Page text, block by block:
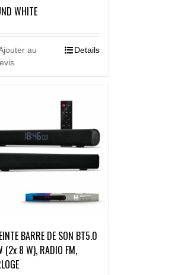
WHITE
au
Details
BARRE DE SON BT5.0
(2x 8 W), RADIO FM,